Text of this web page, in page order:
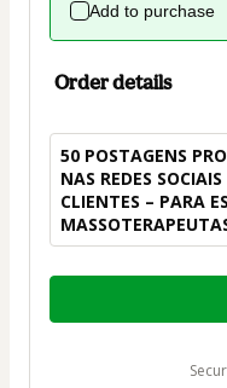
Add to purchase
Order details
50 POSTAGENS
NAS REDES
CLIENTES – PARA
Total